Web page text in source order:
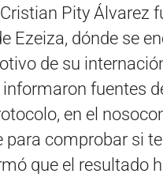
Pity Álvarez
Ezeiza, dónde se
de su
fuentes
en el
comprobar si
que el resultado